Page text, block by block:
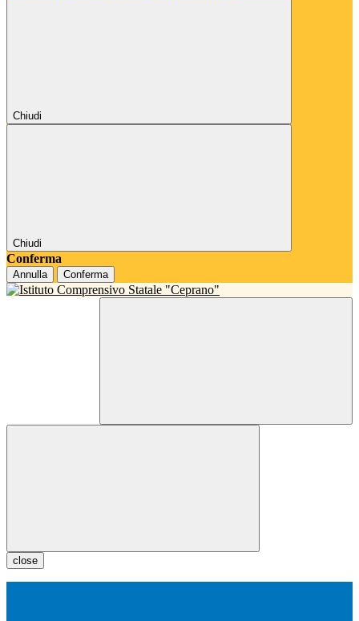
Chiudi
Chiudi
Conferma
Annulla Conferma
close